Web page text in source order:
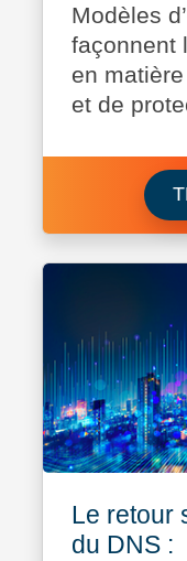
Modèles
façonnent
en
et de
Le retour
du DNS :